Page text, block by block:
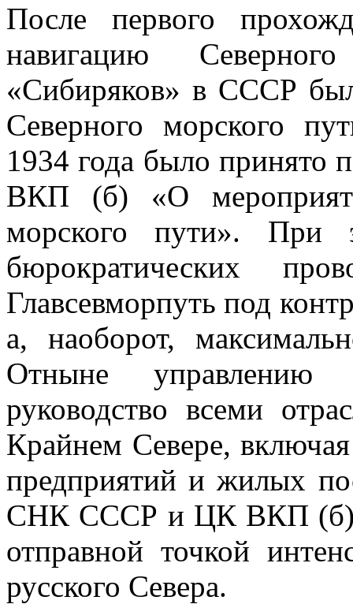
После первого
навигацию
«Сибиряков» в СССР
Северного морского
1934 года было
ВКП (б) «О
морского пути». При
бюрократических
Главсевморпуть под
а, наоборот,
Отныне управлению
руководство всеми
Крайнем Севере,
предприятий и жилых
СНК СССР и ЦК ВКП (б)
отправной точкой
русского Севера.